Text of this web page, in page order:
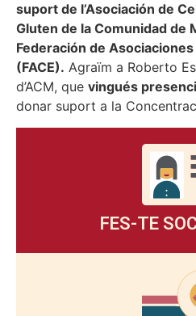
suport de l’Asociación de
Gluten de la Comunidad de
Federación de
(FACE). Agraïm a Roberto
d’ACM, que vingués
donar suport a la
FES-TE